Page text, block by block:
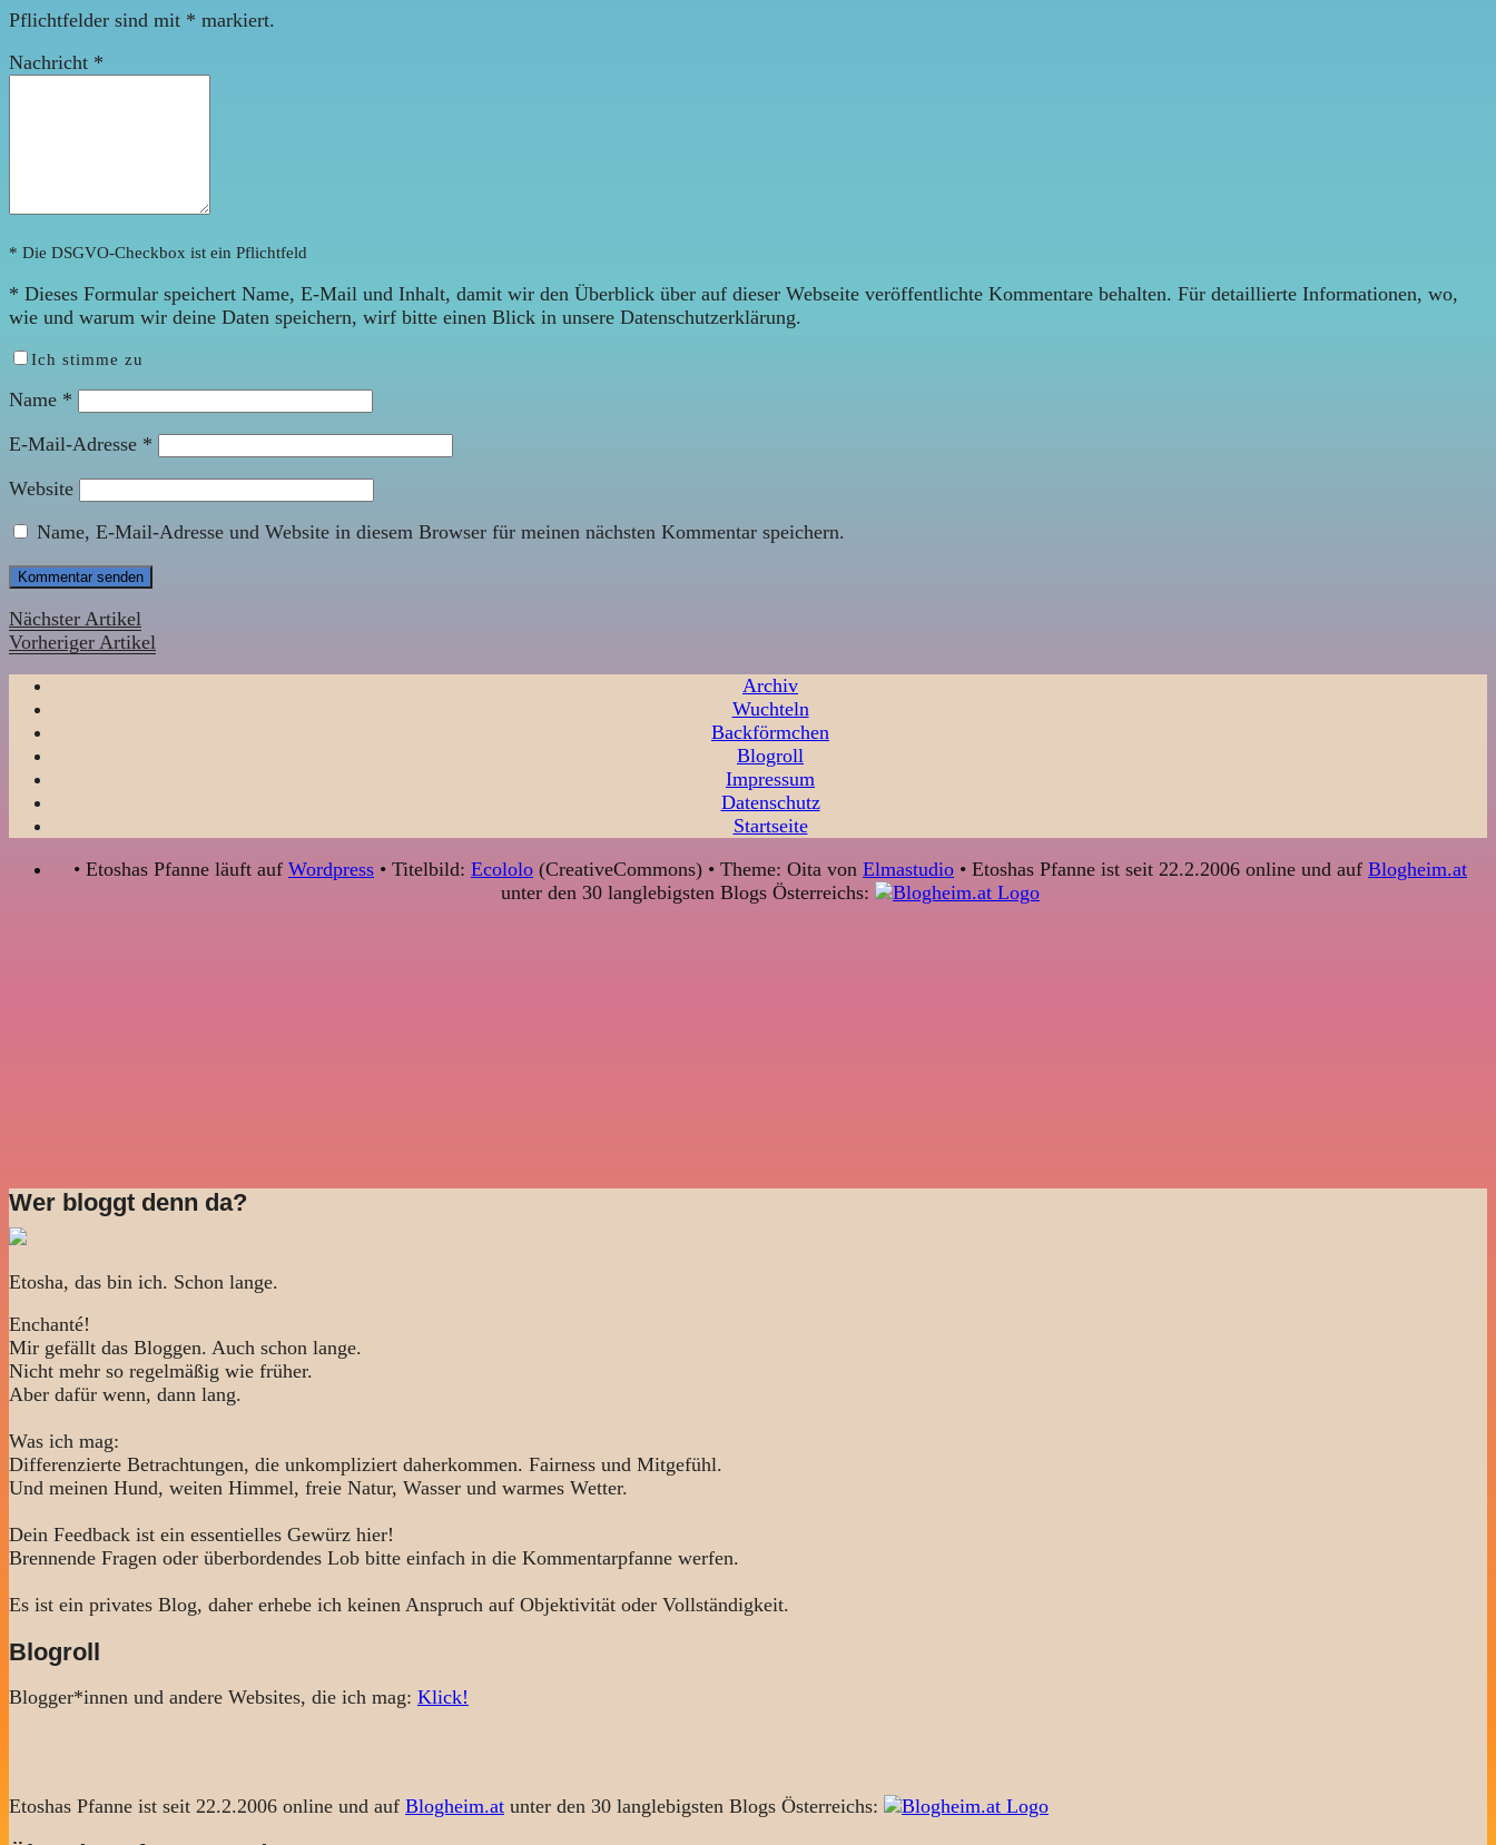
Pflichtfelder sind mit * markiert.
Nachricht *
* Die DSGVO-Checkbox ist ein Pflichtfeld
* Dieses Formular speichert Name, E-Mail und Inhalt, damit wir den Überblick über auf dieser Webseite veröffentlichte Kommentare behalten. Für detaillierte Informationen, wo,
wie und warum wir deine Daten speichern, wirf bitte einen Blick in unsere Datenschutzerklärung.
Ich stimme zu
Name *
E-Mail-Adresse *
Website
Name, E-Mail-Adresse und Website in diesem Browser für meinen nächsten Kommentar speichern.
Nächster Artikel
Vorheriger Artikel
Archiv
Wuchteln
Backförmchen
Blogroll
Impressum
Datenschutz
Startseite
• Etoshas Pfanne läuft auf Wordpress • Titelbild: Ecololo (CreativeCommons) • Theme: Oita von Elmastudio • Etoshas Pfanne ist seit 22.2.2006 online und auf Blogheim.at
unter den 30 langlebigsten Blogs Österreichs:
Wer bloggt denn da?
Etosha, das bin ich. Schon lange.
Enchanté!
Mir gefällt das Bloggen. Auch schon lange.
Nicht mehr so regelmäßig wie früher.
Aber dafür wenn, dann lang.
Was ich mag:
Differenzierte Betrachtungen, die unkompliziert daherkommen. Fairness und Mitgefühl.
Und meinen Hund, weiten Himmel, freie Natur, Wasser und warmes Wetter.
Dein Feedback ist ein essentielles Gewürz hier!
Brennende Fragen oder überbordendes Lob bitte einfach in die Kommentarpfanne werfen.
Es ist ein privates Blog, daher erhebe ich keinen Anspruch auf Objektivität oder Vollständigkeit.
Blogroll
Blogger*innen und andere Websites, die ich mag: Klick!
Etoshas Pfanne ist seit 22.2.2006 online und auf Blogheim.at unter den 30 langlebigsten Blogs Österreichs: